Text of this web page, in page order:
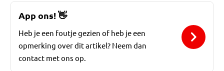
App ons!👋
Heb je een foutje gezien of heb je een
opmerking over dit artikel? Neem dan
contact met ons op.